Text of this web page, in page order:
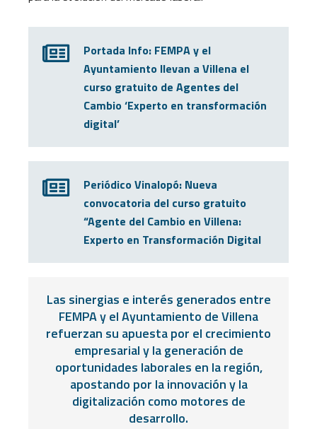
Portada Info: FEMPA y el
Ayuntamiento llevan a Villena el
curso gratuito de Agentes del
Cambio ‘Experto en transformación
digital’
Periódico Vinalopó: Nueva
convocatoria del curso gratuito
“Agente del Cambio en Villena:
Experto en Transformación Digital
Las sinergias e interés generados entre
FEMPA y el Ayuntamiento de Villena
refuerzan su apuesta por el crecimiento
empresarial y la generación de
oportunidades laborales en la región,
apostando por la innovación y la
digitalización como motores de
desarrollo.